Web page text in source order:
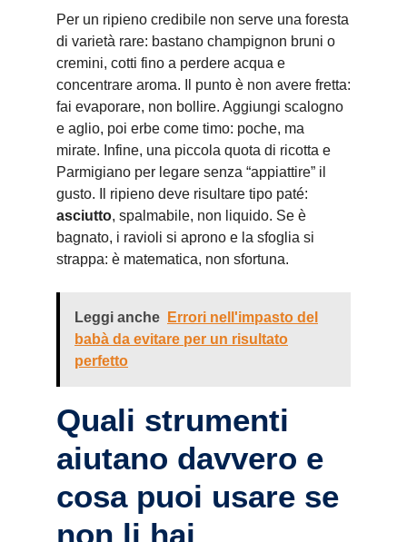
Per un ripieno credibile non serve una foresta
di varietà rare: bastano champignon bruni o
cremini, cotti fino a perdere acqua e
concentrare aroma. Il punto è non avere fretta:
fai evaporare, non bollire. Aggiungi scalogno
e aglio, poi erbe come timo: poche, ma
mirate. Infine, una piccola quota di ricotta e
Parmigiano per legare senza “appiattire” il
gusto. Il ripieno deve risultare tipo paté:
asciutto, spalmabile, non liquido. Se è
bagnato, i ravioli si aprono e la sfoglia si
strappa: è matematica, non sfortuna.
Leggi anche
Errori nell'impasto del
babà da evitare per un risultato
perfetto
Quali strumenti
aiutano davvero e
cosa puoi usare se
non li hai